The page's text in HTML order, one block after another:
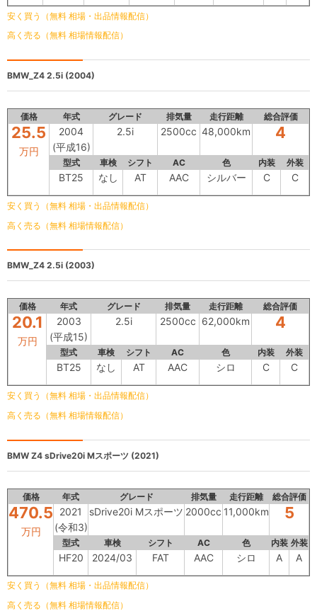
安く買う（無料 相場・出品情報配信）
高く売る（無料 相場情報配信）
BMW_Z4 2.5i (2004)
価格 年式 グレード 排気量 走行距離 総合評価
25.5
万円
2004
(平成16)
2.5i 2500cc 48,000km 4
型式 車検 シフト AC 色 内装 外装
BT25 なし AT AAC シルバー C C
安く買う（無料 相場・出品情報配信）
高く売る（無料 相場情報配信）
BMW_Z4 2.5i (2003)
価格 年式 グレード 排気量 走行距離 総合評価
20.1
万円
2003
(平成15)
2.5i 2500cc 62,000km 4
型式 車検 シフト AC 色 内装 外装
BT25 なし AT AAC シロ C C
安く買う（無料 相場・出品情報配信）
高く売る（無料 相場情報配信）
BMW Z4 sDrive20i Mスポーツ (2021)
価格 年式 グレード 排気量 走行距離 総合評価
470.5
万円
2021
(令和3)
sDrive20i Mスポーツ 2000cc 11,000km 5
型式 車検 シフト AC 色 内装 外装
HF20 2024/03 FAT AAC シロ A A
安く買う（無料 相場・出品情報配信）
高く売る（無料 相場情報配信）